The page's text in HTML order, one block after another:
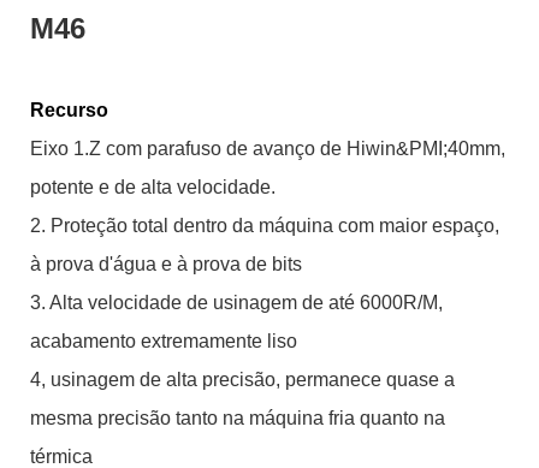
M46
Recurso
Eixo 1.Z com parafuso de avanço de Hiwin&PMI;40mm,
potente e de alta velocidade.
2. Proteção total dentro da máquina com maior espaço,
à prova d'água e à prova de bits
3. Alta velocidade de usinagem de até 6000R/M,
acabamento extremamente liso
4, usinagem de alta precisão, permanece quase a
mesma precisão tanto na máquina fria quanto na
térmica